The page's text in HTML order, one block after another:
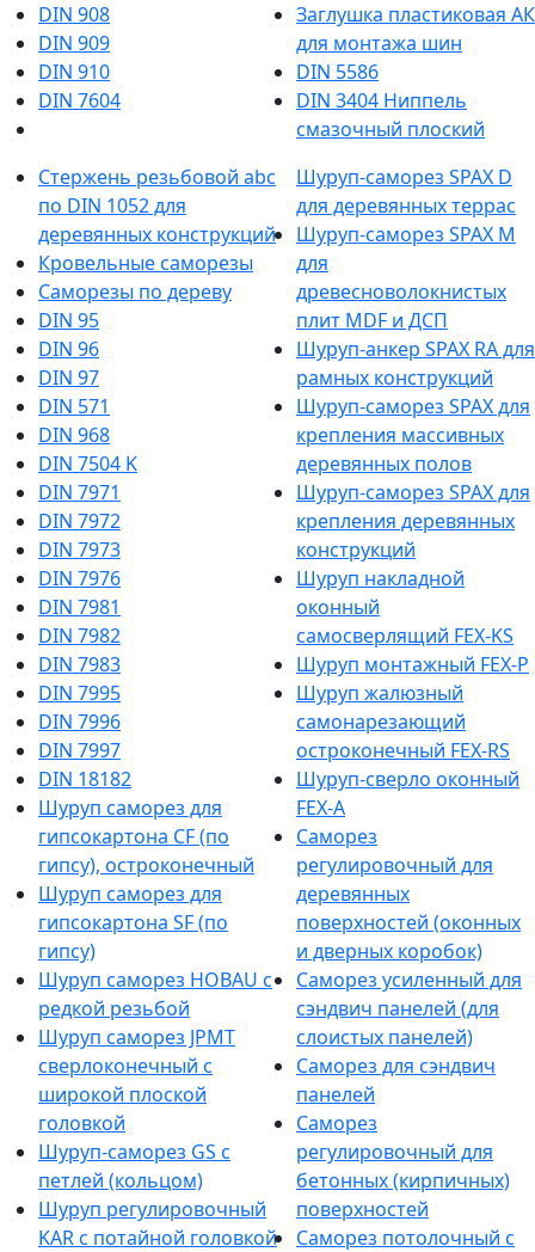
DIN 908
DIN 909
DIN 910
DIN 7604
Заглушка пластиковая АК
для монтажа шин
DIN 5586
DIN 3404 Ниппель
смазочный плоский
Стержень резьбовой abc
по DIN 1052 для
деревянных конструкций
Кровельные саморезы
Саморезы по дереву
DIN 95
DIN 96
DIN 97
DIN 571
DIN 968
DIN 7504 K
DIN 7971
DIN 7972
DIN 7973
DIN 7976
DIN 7981
DIN 7982
DIN 7983
DIN 7995
DIN 7996
DIN 7997
DIN 18182
Шуруп саморез для
гипсокартона CF (по
гипсу), остроконечный
Шуруп саморез для
гипсокартона SF (по
гипсу)
Шуруп саморез HOBAU с
редкой резьбой
Шуруп саморез JPMT
сверлоконечный с
широкой плоской
головкой
Шуруп-саморез GS с
петлей (кольцом)
Шуруп регулировочный
KAR с потайной головкой
Шуруп-саморез SPAX D
для деревянных террас
Шуруп-саморез SPAX M
для
древесноволокнистых
плит MDF и ДСП
Шуруп-анкер SPAX RA для
рамных конструкций
Шуруп-саморез SPAX для
крепления массивных
деревянных полов
Шуруп-саморез SPAX для
крепления деревянных
конструкций
Шуруп накладной
оконный
самосверлящий FEX-KS
Шуруп монтажный FEX-P
Шуруп жалюзный
самонарезающий
остроконечный FEX-RS
Шуруп-сверло оконный
FEX-A
Саморез
регулировочный для
деревянных
поверхностей (оконных
и дверных коробок)
Саморез усиленный для
сэндвич панелей (для
слоистых панелей)
Саморез для сэндвич
панелей
Саморез
регулировочный для
бетонных (кирпичных)
поверхностей
Саморез потолочный с